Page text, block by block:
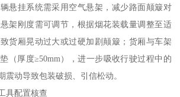
悬挂系统需采用空气悬架，减少路面颠簸对
架刚度需可调节，根据烟花装载量调整至适
货厢晃动过大或过硬加剧颠簸；货厢与车架
（厚度≥50mm），进一步吸收行驶过程中的
震动导致包装破损、引信松动。​
具配置核查​